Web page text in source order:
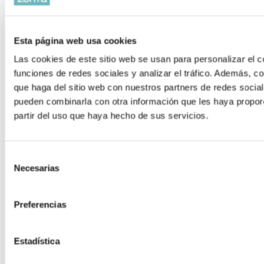
Esta página web usa cookies
Las cookies de este sitio web se usan para personalizar el
funciones de redes sociales y analizar el tráfico. Además,
que haga del sitio web con nuestros partners de redes
pueden combinarla con otra información que les haya
partir del uso que haya hecho de sus servicios.
Necesarias
Preferencias
Estadística
CATEGORÍAS
Colaboraciones y convenios
Deportes